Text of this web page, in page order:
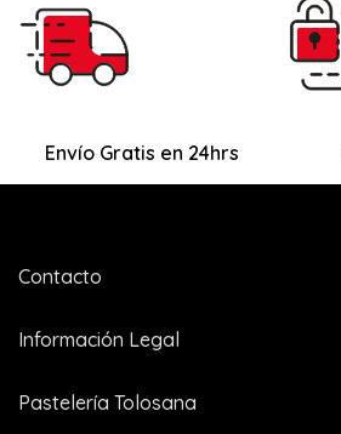
Envío Gratis en 24hrs
Contacto
Información Legal
Pastelería Tolosana